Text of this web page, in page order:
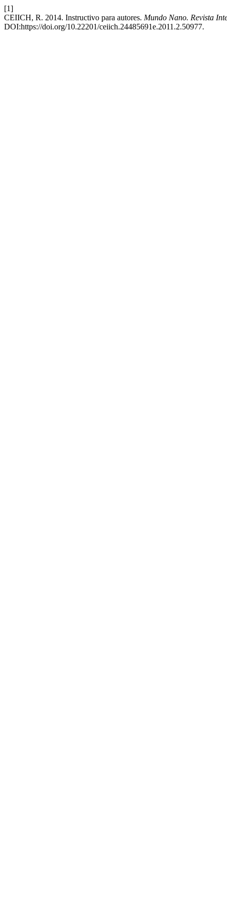
[1]
CEIICH, R. 2014. Instructivo para autores. Mundo Nano. Revista
DOI:https://doi.org/10.22201/ceiich.24485691e.2011.2.50977.